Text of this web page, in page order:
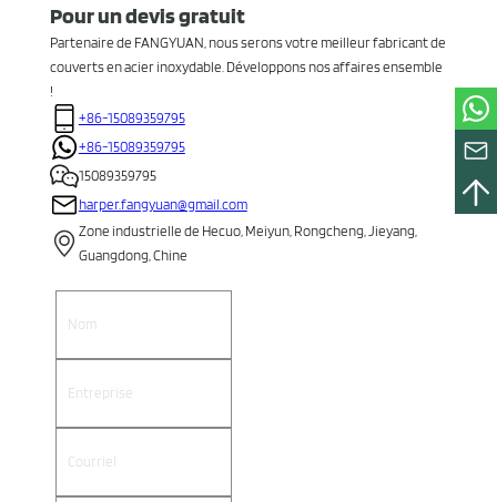
Pour un devis gratuit
Partenaire de FANGYUAN, nous serons votre meilleur fabricant de
couverts en acier inoxydable. Développons nos affaires ensemble
!
+86-15089359795
+86-15089359795
15089359795
harper.fangyuan@gmail.com
Zone industrielle de Hecuo, Meiyun, Rongcheng, Jieyang,
Guangdong, Chine